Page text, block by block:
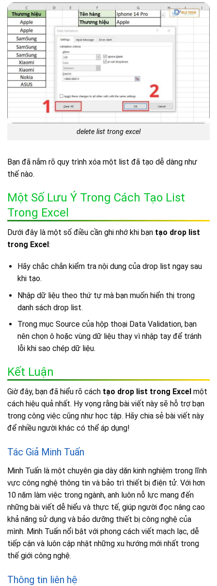
delete list trong excel
Bạn đã nắm rõ quy trình xóa một list đã tạo dễ dàng như
thế nào.
Một Số Lưu Ý Trong Cách Tạo List
Trong Excel
Dưới đây là một số điều cần ghi nhớ khi bạn tạo drop list
trong Excel:
Hãy chắc chắn kiểm tra nội dung của drop list ngay sau
khi tạo.
Nhập dữ liệu theo thứ tự mà bạn muốn hiển thị trong
danh sách drop list.
Trong mục Source của hộp thoại Data Validation, bạn
nên chọn ô hoặc vùng dữ liệu thay vì nhập tay để tránh
lỗi khi sao chép dữ liệu.
Kết Luận
Giờ đây, bạn đã hiểu rõ cách tạo drop list trong Excel một
cách hiệu quả nhất. Hy vọng rằng bài viết này sẽ hỗ trợ bạn
trong công việc cũng như học tập. Hãy chia sẻ bài viết này
để nhiều người khác có thể áp dụng!
Tác Giả Minh Tuấn
Minh Tuấn là một chuyên gia dày dặn kinh nghiệm trong lĩnh
vực công nghệ thông tin và bảo trì thiết bị điện tử. Với hơn
10 năm làm việc trong ngành, anh luôn nỗ lực mang đến
những bài viết dễ hiểu và thực tế, giúp người đọc nâng cao
khả năng sử dụng và bảo dưỡng thiết bị công nghệ của
mình. Minh Tuấn nổi bật với phong cách viết mạch lạc, dễ
tiếp cận và luôn cập nhật những xu hướng mới nhất trong
thế giới công nghệ.
Thông tin liên hệ